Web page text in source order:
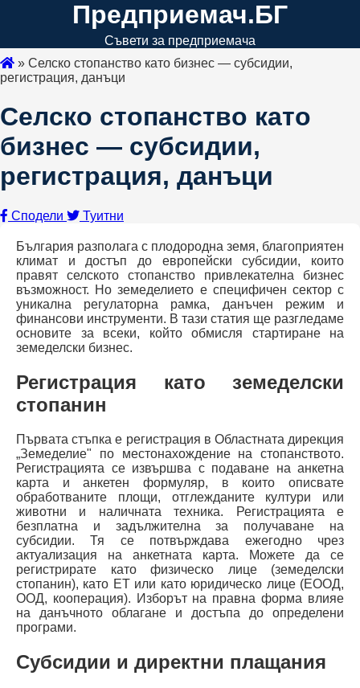
Предприемач.БГ
Съвети за предприемача
» Селско стопанство като бизнес — субсидии,
регистрация, данъци
Селско стопанство като
бизнес — субсидии,
регистрация, данъци
Сподели Туитни
България разполага с плодородна земя, благоприятен
климат и достъп до европейски субсидии, които
правят селското стопанство привлекателна бизнес
възможност. Но земеделието е специфичен сектор с
уникална регулаторна рамка, данъчен режим и
финансови инструменти. В тази статия ще разгледаме
основите за всеки, който обмисля стартиране на
земеделски бизнес.
Регистрация като земеделски
стопанин
Първата стъпка е регистрация в Областната дирекция
„Земеделие" по местонахождение на стопанството.
Регистрацията се извършва с подаване на анкетна
карта и анкетен формуляр, в които описвате
обработваните площи, отглежданите култури или
животни и наличната техника. Регистрацията е
безплатна и задължителна за получаване на
субсидии. Тя се потвърждава ежегодно чрез
актуализация на анкетната карта. Можете да се
регистрирате като физическо лице (земеделски
стопанин), като ЕТ или като юридическо лице (ЕООД,
ООД, кооперация). Изборът на правна форма влияе
на данъчното облагане и достъпа до определени
програми.
Субсидии и директни плащания